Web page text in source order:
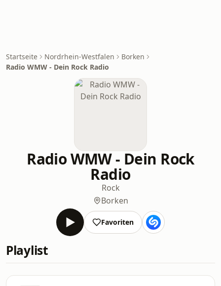
Startseite Nordrhein-Westfalen
Borken
Radio WMW - Dein Rock Radio
Radio WMW - Dein Rock
Radio
Rock
Borken
Favoriten
Playlist